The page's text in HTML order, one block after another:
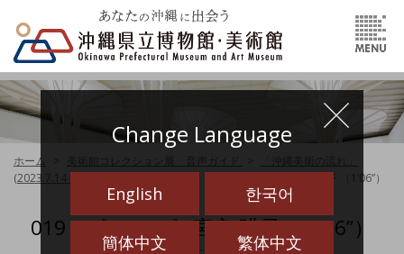
Change Language
English 한국어
簡体中文 繁体中文
ホーム
(2023.7.14～2024.6.30) 音声ガイド
019 《いのち》宮良 瑛子 （1’06”）
019 《いのち》宮良 瑛子 （1’06”）